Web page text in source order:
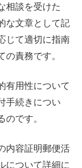
相談を受けた
な文章として記
じて適切に指南
責務です。
有用性について
手続きについ
です。
内容証明郵便活
について詳細に